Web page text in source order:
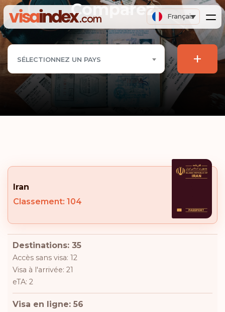
Français
Comparez
SÉLECTIONNEZ UN PAYS +
Iran
Classement: 104
Destinations: 35
Accès sans visa: 12
Visa à l'arrivée: 21
eTA: 2
Visa en ligne: 56